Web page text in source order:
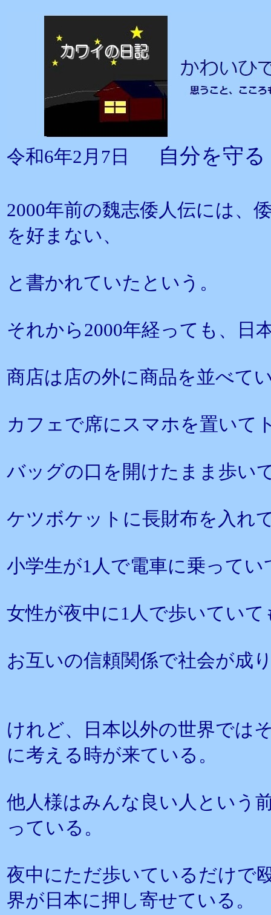
令和6年2月7日 自分を守
2000年前の魏志倭人伝には、
を好まない、
と書かれていたという。
それから2000年経っても、日
商店は店の外に商品を並べて
カフェで席にスマホを置いて
バッグの口を開けたまま歩い
ケツボケットに長財布を入れ
小学生が1人で電車に乗って
女性が夜中に1人で歩いてい
お互いの信頼関係で社会が成
けれど、日本以外の世界では
に考える時が来ている。
他人様はみんな良い人という
っている。
夜中にただ歩いているだけで
界が日本に押し寄せている。